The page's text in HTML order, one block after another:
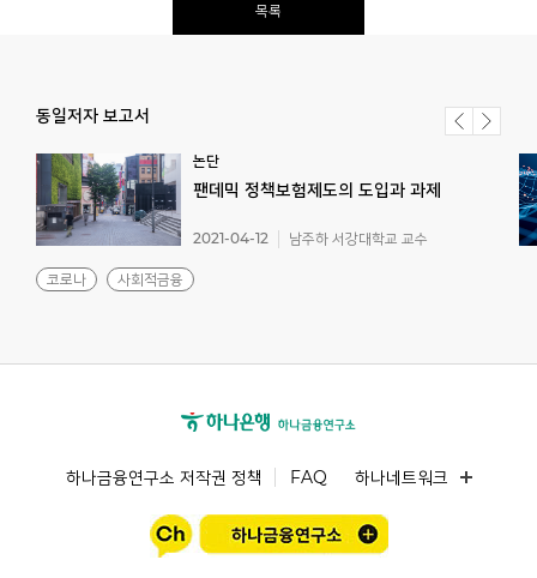
목록
동일저자 보고서
논단
팬데믹 정책보험제도의 도입과 과제
코로나 사회적금융
2021-04-12 남주하 서강대학교 교수
하나금융연구소 저작권 정책 FAQ 하나네트워크